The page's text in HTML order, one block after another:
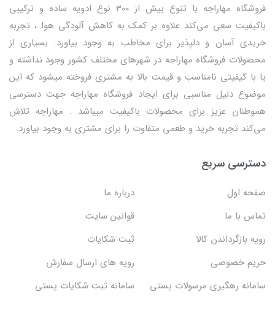
فروشگاه مهاراجه با تنوع بیش از 300 نوع ادویه ساده و ترکیبی
باکیفیت سعی می‌کند علاوه بر کمک به کاهش آلودگی هوا ، تجربه
خریدی آسان و دلپذیر برای مخاطب به وجود بیاورد. بسیاری از
محصولات فروشگاه مهاراجه در شهرهای مختلف کشور وجود نداشته و
یا با کیفیتی نامناسب و قیمت بالا به مشتری فروخته میشود که این
موضوع دلیل مناسبی برای ایجاد فروشگاه مهاراجه جهت دسترسی
هموطنان عزیز برای محصولات باکیفیت میباشد . مهاراجه تلاش
می‌کند تجربه خرید و طعمی متفاوت را برای مشتری به وجود بیاورد.
دسترسی سریع
صفحه اول
درباره ما
تماس با ما
قوانین سایت
رویه بازگرداندن کالا
ثبت شکایات
حریم خصوصی
رویه های ارسال سفارش
سامانه رهگیری مرسولات پستی
سامانه ثبت شکایات پستی